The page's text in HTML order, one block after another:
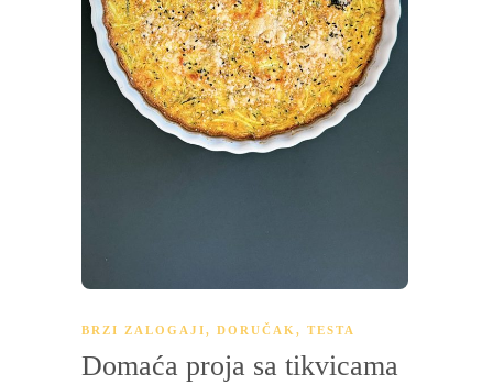
BRZI ZALOGAJI, DORUČAK, TESTA
Domaća proja sa tikvicama